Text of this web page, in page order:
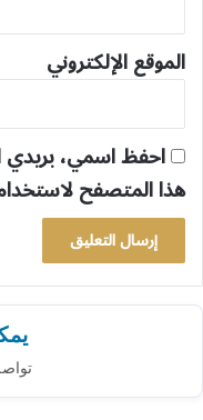
الموقع الإلكتروني
احفظ اسمي، بريدي
هذا المتصفح